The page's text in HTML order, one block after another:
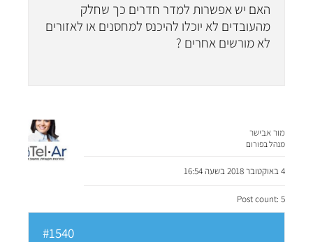
האם יש אפשרות למדר חדרים כך שחלק
מהעובדים לא יוכלו להיכנס למחסנים או לאזורים
לא מורשים אחרים ?
מור אבישר
מנהל בפורום
4 באוקטובר 2018 בשעה 16:54
Post count: 5
#1540